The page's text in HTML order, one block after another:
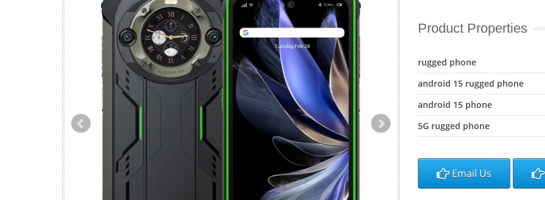
Product Properties
rugged phone
android 15 rugged phone
android 15 phone
5G rugged phone
Email Us